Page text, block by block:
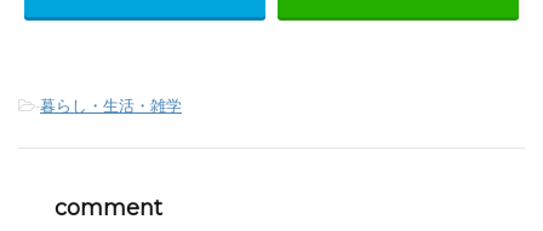
-暮らし・生活・雑学
comment